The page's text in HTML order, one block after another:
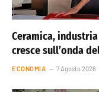
Ceramica,
cresce sull’onda
ECONOMIA 7 Agosto 2026